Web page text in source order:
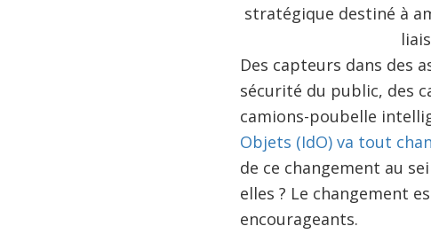
stratégique destiné à
Des capteurs dans des
sécurité du public, des
camions-poubelle
Objets (IdO) va tout
de ce changement au
elles ? Le changement
encourageants.